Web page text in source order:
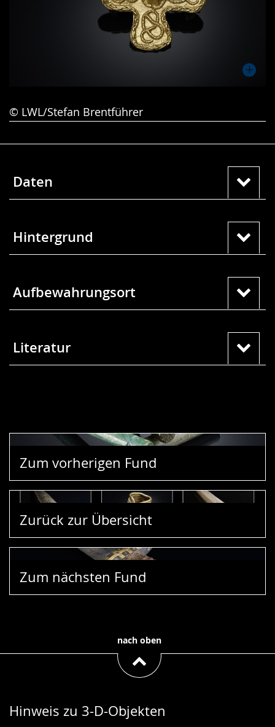
© LWL/Stefan Brentführer
Daten
Hintergrund
Aufbewahrungsort
Literatur
Zum vorherigen Fund
Zurück zur Übersicht
Zum nächsten Fund
nach oben
Hinweis zu 3-D-Objekten